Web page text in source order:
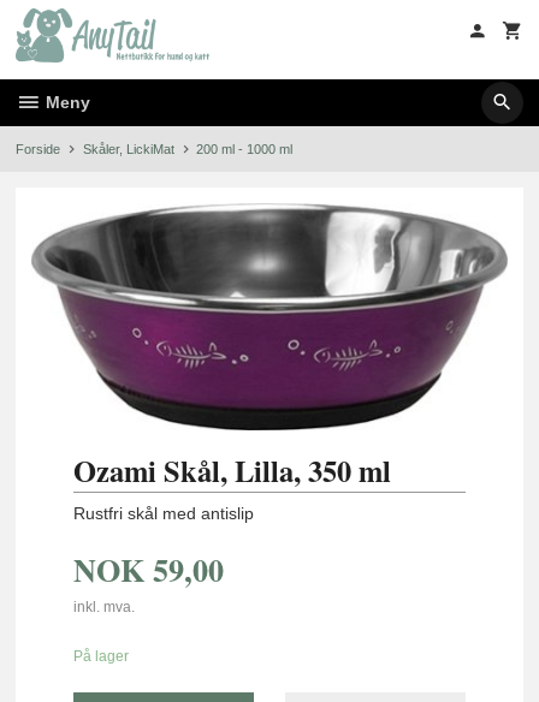
innholdet
Meny
Forside Skåler, LickiMat 200 ml - 1000 ml
Ozami Skål, Lilla, 350 ml
Rustfri skål med antislip
NOK59,00
inkl. mva.
På lager